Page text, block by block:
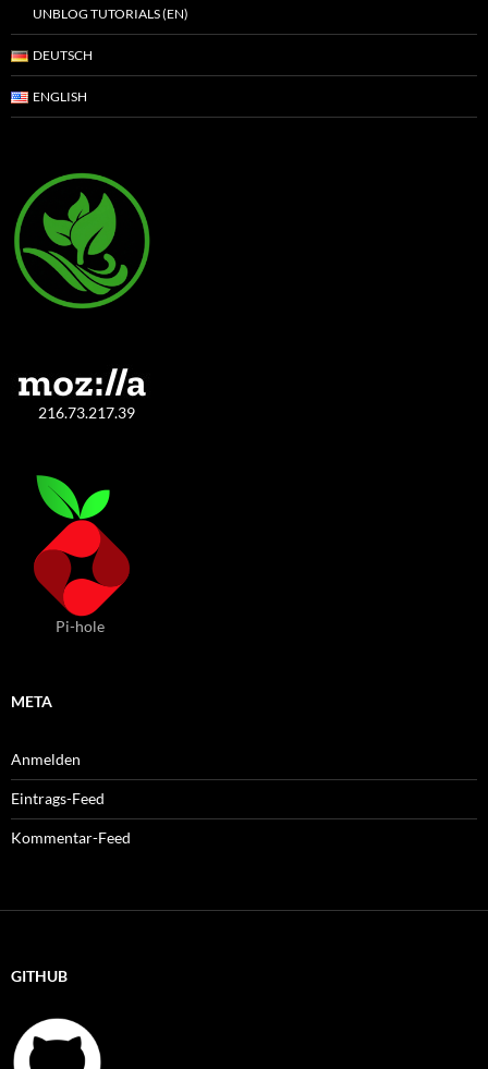
UNBLOG TUTORIALS (EN)
DEUTSCH
ENGLISH
216.73.217.39
Pi-hole
META
Anmelden
Eintrags-Feed
Kommentar-Feed
GITHUB